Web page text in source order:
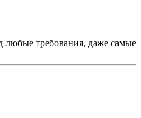
любые требования, даже самые